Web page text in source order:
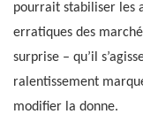
pourrait stabiliser les
erratiques des
surprise – qu’il
ralentissement
modifier la donne.